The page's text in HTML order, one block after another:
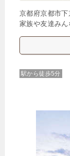
【選べるお部
15,823円
京都府京都市
家族や友達み
駅から徒歩5分